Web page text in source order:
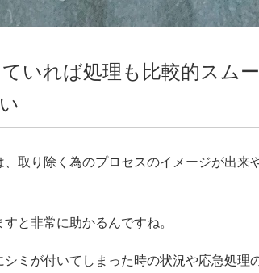
いれば処理も比較的スム
取り除く為のプロセスのイメージが出来
と非常に助かるんですね。
ミが付いてしまった時の状況や応急処理